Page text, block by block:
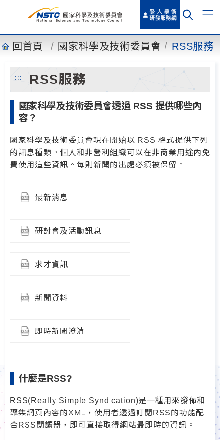
主
容
:::
回首頁 國家科學及技術委員會 RSS服務
::: RSS服務
國家科學及技術委員會透過 RSS 提供哪些內
容？
國家科學及技術委員會現在開始以 RSS 格式提供下列
的訊息種類。個人和非營利組織可以在非商業用途內免
費使用這些資訊。每則新聞的出處必須被保留。
最新消息
研討會及活動訊息
求才資訊
新聞資料
即時新聞澄清
什麼是RSS?
RSS(Really Simple Syndication)是一種用來發佈和
聚集網頁內容的XML，使用者透過訂閱RSS的功能配
合RSS閱讀器，即可直接取得網站最即時的資訊。